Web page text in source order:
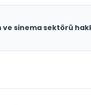
ve sinema sektörü